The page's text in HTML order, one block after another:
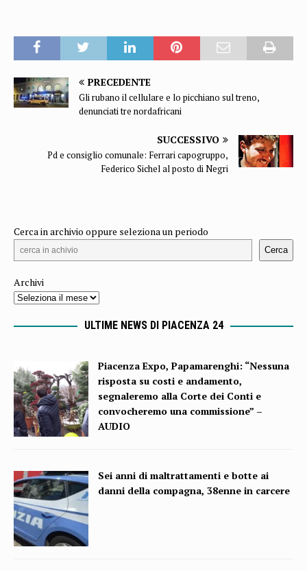
PRECEDENTE
Gli rubano il cellulare e lo picchiano sul treno,
denunciati tre nordafricani
SUCCESSIVO
Pd e consiglio comunale: Ferrari capogruppo,
Federico Sichel al posto di Negri
Cerca in archivio oppure seleziona un periodo
Cerca
Archivi
ULTIME NEWS DI PIACENZA 24
Piacenza Expo, Papamarenghi: “Nessuna
risposta su costi e andamento,
segnaleremo alla Corte dei Conti e
convocheremo una commissione” –
AUDIO
Sei anni di maltrattamenti e botte ai
danni della compagna, 38enne in carcere